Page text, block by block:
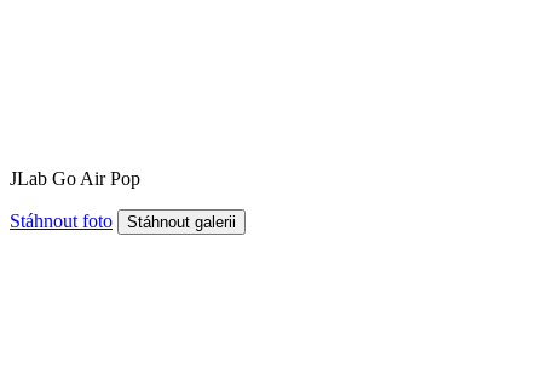
JLab Go Air Pop
Stáhnout foto